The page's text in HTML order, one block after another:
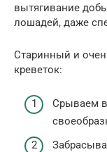
вытягивание
лошадей, даже
Старинный и
креветок:
Срываем